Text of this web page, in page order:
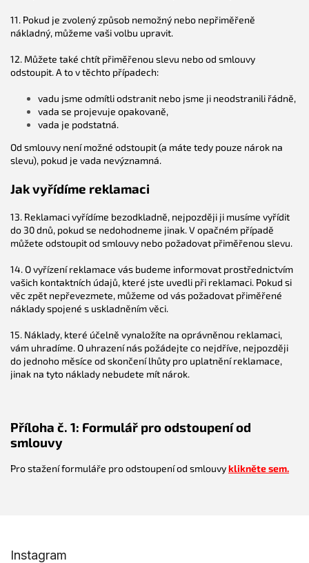
11. Pokud je zvolený způsob nemožný nebo nepřiměřeně
nákladný, můžeme vaši volbu upravit.
12. Můžete také chtít přiměřenou slevu nebo od smlouvy
odstoupit. A to v těchto případech:
vadu jsme odmítli odstranit nebo jsme ji neodstranili řádně,
vada se projevuje opakovaně,
vada je podstatná.
Od smlouvy není možné odstoupit (a máte tedy pouze nárok na
slevu), pokud je vada nevýznamná.
Jak vyřídíme reklamaci
13. Reklamaci vyřídíme bezodkladně, nejpozději ji musíme vyřídit
do 30 dnů, pokud se nedohodneme jinak. V opačném případě
můžete odstoupit od smlouvy nebo požadovat přiměřenou slevu.
14. O vyřízení reklamace vás budeme informovat prostřednictvím
vašich kontaktních údajů, které jste uvedli při reklamaci. Pokud si
věc zpět nepřevezmete, můžeme od vás požadovat přiměřené
náklady spojené s uskladněním věci.
15. Náklady, které účelně vynaložíte na oprávněnou reklamaci,
vám uhradíme. O uhrazení nás požádejte co nejdříve, nejpozději
do jednoho měsíce od skončení lhůty pro uplatnění reklamace,
jinak na tyto náklady nebudete mít nárok.
Příloha č. 1: Formulář pro odstoupení od
smlouvy
Pro stažení formuláře pro odstoupení od smlouvyklikněte sem.
Instagram